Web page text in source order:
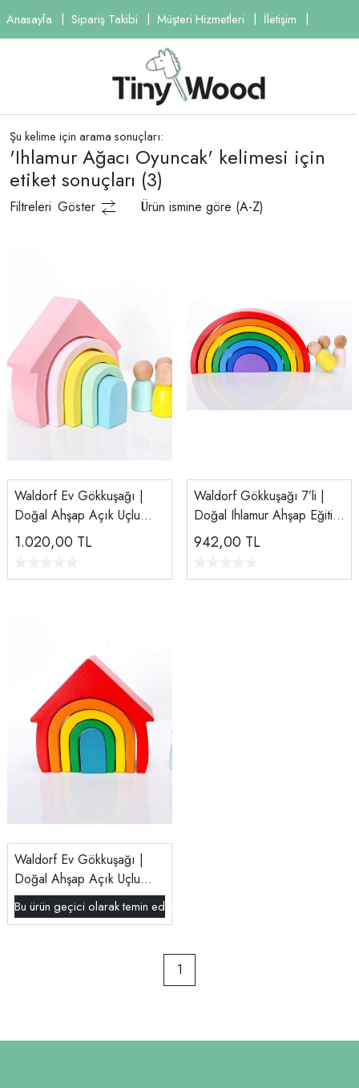
Anasayfa Sipariş Takibi Müşteri Hizmetleri İletişim
Şu kelime için arama sonuçları:
'Ihlamur Ağacı Oyuncak' kelimesi için
etiket sonuçları (3)
Filtreleri Göster Ürün ismine göre (A-Z)
Waldorf Ev Gökkuşağı |
Doğal Ahşap Açık Uçlu
Oyun Seti Pastel Renk
1.020,00 TL
Waldorf Gökkuşağı 7’li |
Doğal Ihlamur Ahşap Eğitici
Oyuncak | EN71 Sertifikalı
942,00 TL
Waldorf Ev Gökkuşağı |
Doğal Ahşap Açık Uçlu
Oyun Seti
Bu ürün geçici olarak temin edilememektedir.
1